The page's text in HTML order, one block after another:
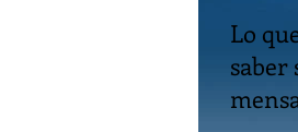
Lo
saber